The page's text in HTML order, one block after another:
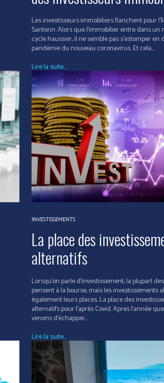
Les investisseurs immobiliers flanchent pour
Santorin. Alors que l'immobilier entre dans un
cycle haussier, il ne semble pas s'estomper en
pandémie du nouveau coronavirus. Et cela,...
Lire la suite...
INVESTISSEMENTS
La place des
alternatifs
Lorsqu’on parle d’investissement, la plupart
pensent à la bourse, mais les investissements
également leurs places. La place des investissements
alternatifs pour l'après Covid. Apres l’année
venons d’échapper,...
Lire la suite...